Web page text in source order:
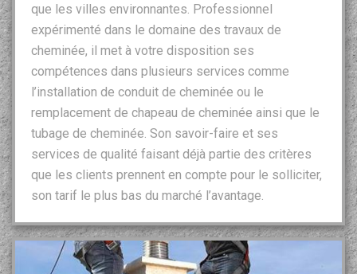
que les villes environnantes. Professionnel
expérimenté dans le domaine des travaux de
cheminée, il met à votre disposition ses
compétences dans plusieurs services comme
l’installation de conduit de cheminée ou le
remplacement de chapeau de cheminée ainsi que le
tubage de cheminée. Son savoir-faire et ses
services de qualité faisant déjà partie des critères
que les clients prennent en compte pour le solliciter,
son tarif le plus bas du marché l’avantage.